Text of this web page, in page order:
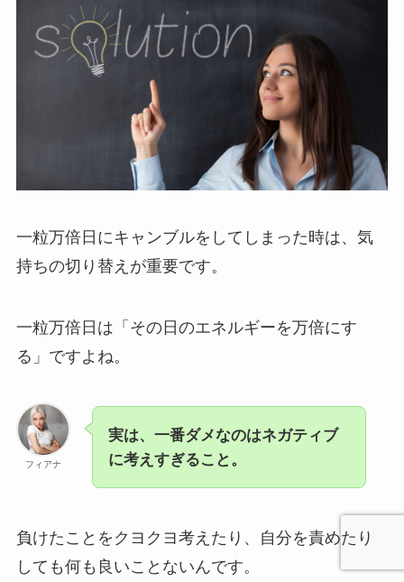
一粒万倍日にキャンブルをしてしまった時は、気
持ちの切り替えが重要です。
一粒万倍日は「その日のエネルギーを万倍にす
る」ですよね。
フィアナ
実は、一番ダメなのはネガティブ
に考えすぎること。
負けたことをクヨクヨ考えたり、自分を責めたり
しても何も良いことないんです。